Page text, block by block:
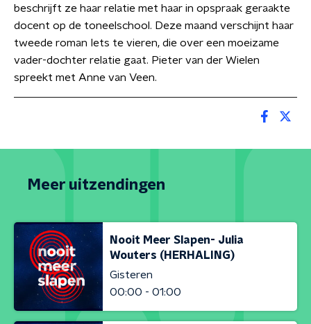
beschrijft ze haar relatie met haar in opspraak geraakte
docent op de toneelschool. Deze maand verschijnt haar
tweede roman Iets te vieren, die over een moeizame
vader-dochter relatie gaat. Pieter van der Wielen
spreekt met Anne van Veen.
Meer uitzendingen
Nooit Meer Slapen- Julia
Wouters (HERHALING)
Gisteren
00:00 - 01:00